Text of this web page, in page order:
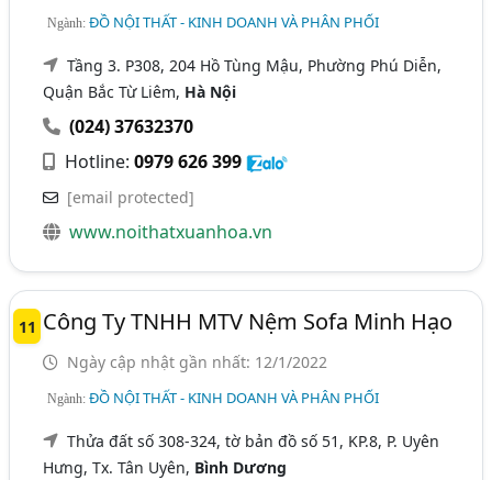
Ngành:ĐỒ NỘI THẤT - KINH DOANH VÀ PHÂN PHỐI
Tầng 3. P308, 204 Hồ Tùng Mậu, Phường Phú Diễn,
Quận Bắc Từ Liêm, Hà Nội
(024) 37632370
Hotline:0979 626 399
[email protected]
www.noithatxuanhoa.vn
11 Công Ty TNHH MTV Nệm Sofa Minh Hạo
Ngày cập nhật gần nhất: 12/1/2022
Ngành:ĐỒ NỘI THẤT - KINH DOANH VÀ PHÂN PHỐI
Thửa đất số 308-324, tờ bản đồ số 51, KP.8, P. Uyên
Hưng, Tx. Tân Uyên, Bình Dương